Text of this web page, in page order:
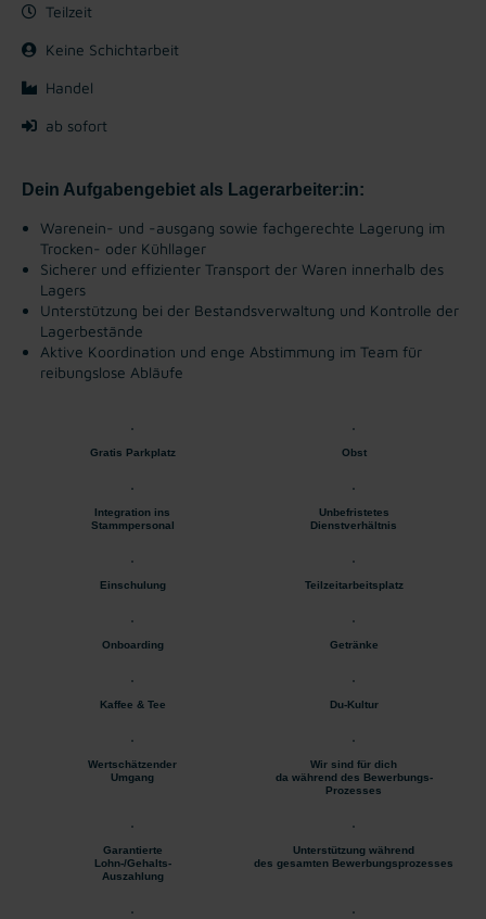
Teilzeit
Keine Schichtarbeit
Handel
ab sofort
Dein Aufgabengebiet als Lagerarbeiter:in:
Warenein- und -ausgang sowie fachgerechte Lagerung im
Trocken- oder Kühllager
Sicherer und effizienter Transport der Waren innerhalb des
Lagers
Unterstützung bei der Bestandsverwaltung und Kontrolle der
Lagerbestände
Aktive Koordination und enge Abstimmung im Team für
reibungslose Abläufe
Gratis Parkplatz Obst
Integration ins
Stammpersonal
Unbefristetes
Dienstverhältnis
Einschulung Teilzeitarbeitsplatz
Onboarding Getränke
Kaffee & Tee Du-Kultur
Wertschätzender
Umgang
Wir sind für dich
da während des Bewerbungs-
Prozesses
Garantierte
Lohn-/Gehalts-
Auszahlung
Unterstützung während
des gesamten Bewerbungsprozesses